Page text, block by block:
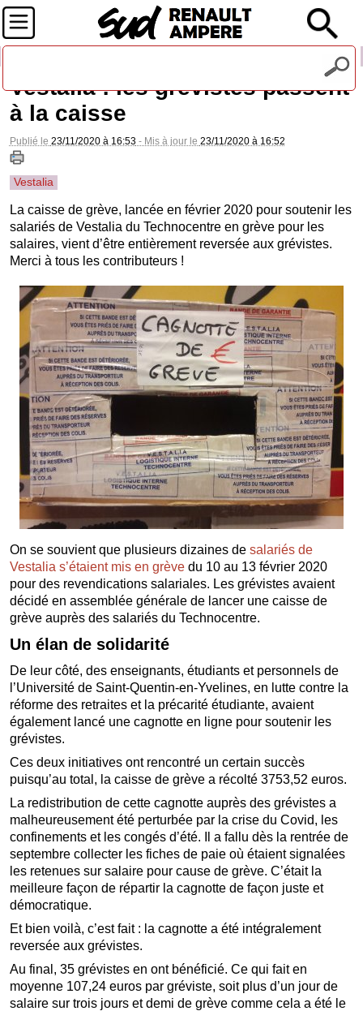
Vestalia : les grévistes passent
à la caisse
Publié le 23/11/2020 à 16:53- Mis à jour le 23/11/2020 à 16:52
Vestalia
La caisse de grève, lancée en février 2020 pour soutenir les
salariés de Vestalia du Technocentre en grève pour les
salaires, vient d’être entièrement reversée aux grévistes.
Merci à tous les contributeurs !
On se souvient que plusieurs dizaines de salariés de
Vestalia s’étaient mis en grèvedu 10 au 13 février 2020
pour des revendications salariales. Les grévistes avaient
décidé en assemblée générale de lancer une caisse de
grève auprès des salariés du Technocentre.
Un élan de solidarité
De leur côté, des enseignants, étudiants et personnels de
l’Université de Saint-Quentin-en-Yvelines, en lutte contre la
réforme des retraites et la précarité étudiante, avaient
également lancé une cagnotte en ligne pour soutenir les
grévistes.
Ces deux initiatives ont rencontré un certain succès
puisqu’au total, la caisse de grève a récolté 3753,52 euros.
La redistribution de cette cagnotte auprès des grévistes a
malheureusement été perturbée par la crise du Covid, les
confinements et les congés d’été. Il a fallu dès la rentrée de
septembre collecter les fiches de paie où étaient signalées
les retenues sur salaire pour cause de grève. C’était la
meilleure façon de répartir la cagnotte de façon juste et
démocratique.
Et bien voilà, c’est fait : la cagnotte a été intégralement
reversée aux grévistes.
Au final, 35 grévistes en ont bénéficié. Ce qui fait en
moyenne 107,24 euros par gréviste, soit plus d’un jour de
salaire sur trois jours et demi de grève comme cela a été le